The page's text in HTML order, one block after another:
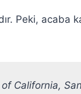
Peki, acaba
California,